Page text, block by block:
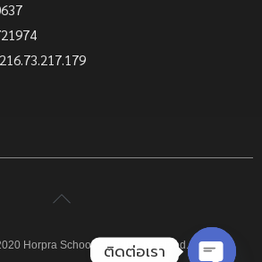
Horpra School. All rights reserved.
ติดต่อเรา